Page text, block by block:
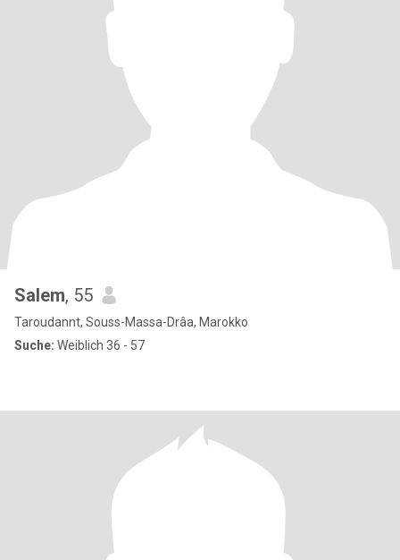
Salem, 55
Taroudannt, Souss-Massa-Drâa, Marokko
Suche: Weiblich 36 - 57